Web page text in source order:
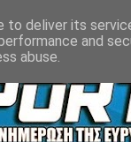
deliver its
and
abuse.